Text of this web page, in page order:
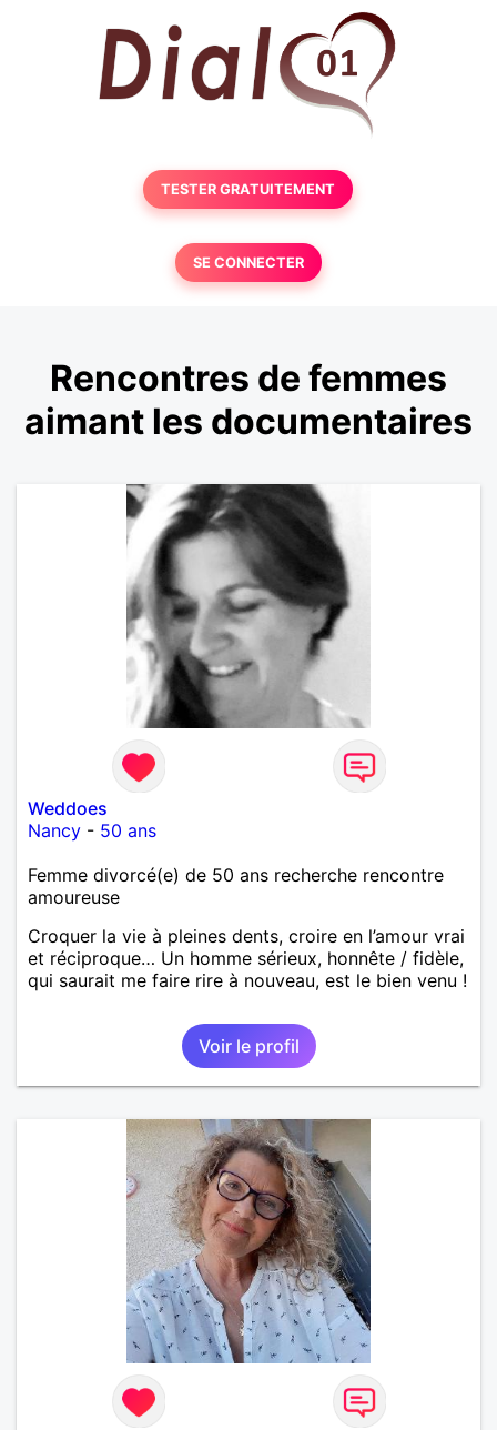
TESTER GRATUITEMENT
SE CONNECTER
Rencontres de femmes
aimant les documentaires
Weddoes
Nancy - 50 ans
Femme divorcé(e) de 50 ans recherche rencontre
amoureuse
Croquer la vie à pleines dents, croire en l’amour vrai
et réciproque… Un homme sérieux, honnête / fidèle,
qui saurait me faire rire à nouveau, est le bien venu !
Voir le profil